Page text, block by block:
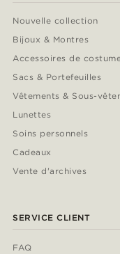
Nouvelle collection
Bijoux & Montres
Accessoires de
Sacs & Portefeuilles
Vêtements & Sous-
Lunettes
Soins personnels
Cadeaux
Vente d'archives
SERVICE CLIENT
FAQ